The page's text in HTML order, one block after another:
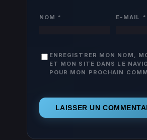
NOM * E-MAIL *
ENREGISTRER MON NOM,
ET MON SITE DANS LE
POUR MON PROCHAIN